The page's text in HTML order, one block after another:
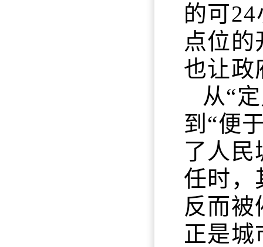
的可
点位
也让政
从“
到“便
了人民
任时，
反而
正是城